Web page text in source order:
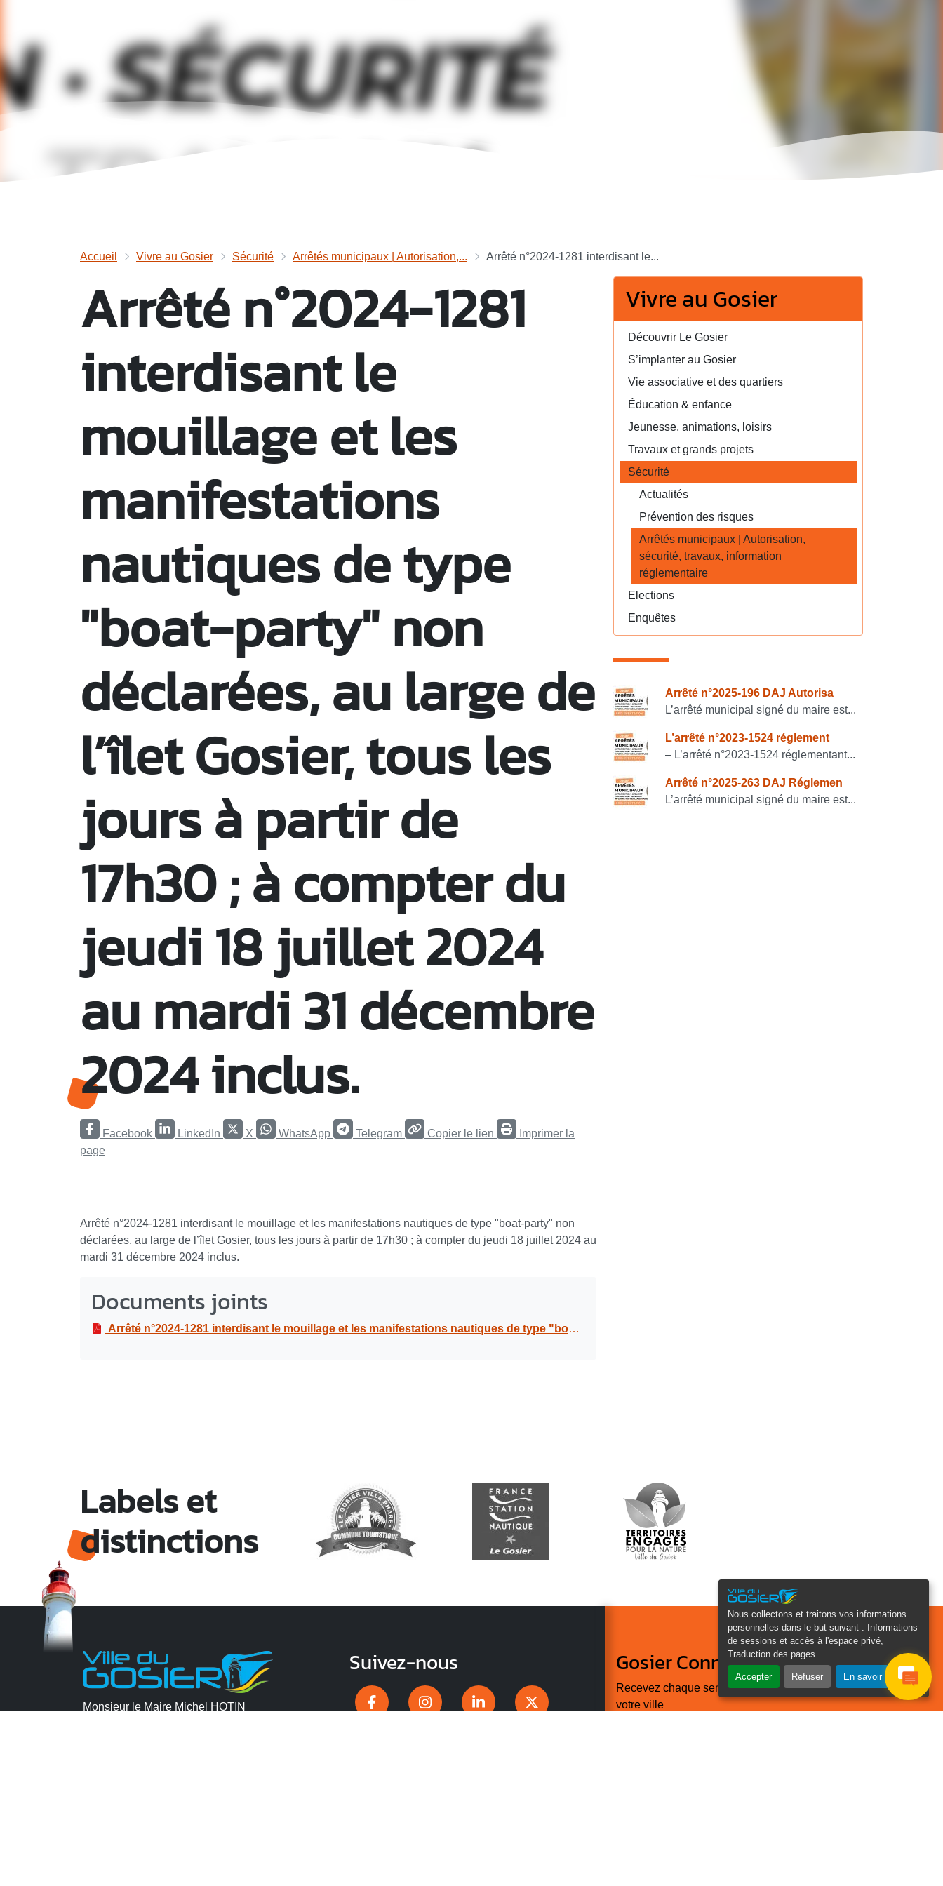
Nous collectons et traitons vos informations
personnelles dans le but suivant :
Informations
de sessions et accès à l'espace privé,
Traduction des pages
Accepter Refuser En savoir plus
Accueil Vivre au Gosier Sécurité Arrêtés municipaux | Autorisation,... Arrêté n°2024-1281 interdisant le...
Arrêté n°2024-1281
interdisant le
mouillage et les
manifestations
nautiques de type
"boat-party" non
déclarées, au large de
l’îlet Gosier, tous les
jours à partir de
17h30 ; à compter du
jeudi 18 juillet 2024
au mardi 31 décembre
2024 inclus.
Facebook LinkedIn X WhatsApp Telegram Copier le lien
Imprimer la
page
Arrêté n°2024-1281 interdisant le mouillage et les manifestations nautiques de type "boat-party" non
déclarées, au large de l’îlet Gosier, tous les jours à partir de 17h30 ; à compter du jeudi 18 juillet 2024 au
mardi 31 décembre 2024 inclus.
Documents joints
Arrêté n°2024-1281 interdisant le mouillage et les manifestations nautiques de type "boat-party" non déclarées, au large de l’îlet Gosier, tous les jours à partir de 17h30 ; à compter du jeudi 18 juillet 2024 au mardi 31 décembre 2024 inclus.
Vivre au Gosier
Découvrir Le Gosier
S’implanter au Gosier
Vie associative et des quartiers
Éducation & enfance
Jeunesse, animations, loisirs
Travaux et grands projets
Sécurité
Actualités
Prévention des risques
Arrêtés municipaux | Autorisation,
sécurité, travaux, information
réglementaire
Elections
Enquêtes
Consulter également
Arrêté n°2025-196 DAJ Autorisa
L’arrêté municipal signé du maire est...
L’arrêté n°2023-1524 réglement
– L’arrêté n°2023-1524 réglementant...
Arrêté n°2025-263 DAJ Réglemen
L’arrêté municipal signé du maire est...
Labels et
distinctions
Monsieur le Maire Michel HOTIN
Suivez-nous Gosier Connecté
Recevez chaque semaine l'actualité de
votre ville